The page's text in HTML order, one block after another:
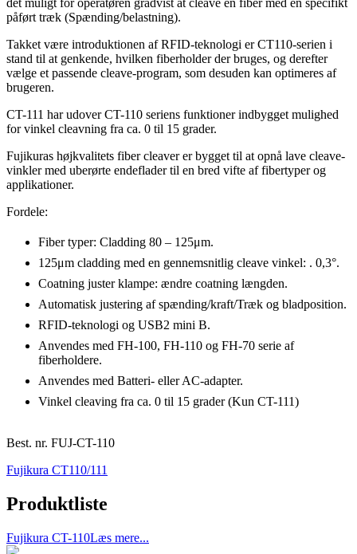
påført træk (Spænding/belastning).
Takket være introduktionen af RFID-teknologi er CT110-serien i
stand til at genkende, hvilken fiberholder der bruges, og derefter
vælge et passende cleave-program, som desuden kan optimeres af
brugeren.
CT-111 har udover CT-110 seriens funktioner indbygget mulighed
for vinkel cleavning fra ca. 0 til 15 grader.
Fujikuras højkvalitets fiber cleaver er bygget til at opnå lave cleave-
vinkler med uberørte endeflader til en bred vifte af fibertyper og
applikationer.
Fordele:
Fiber typer: Cladding 80 – 125μm.
125μm cladding med en gennemsnitlig cleave vinkel: . 0,3°.
Coatning juster klampe: ændre coatning længden.
Automatisk justering af spænding/kraft/Træk og bladposition.
RFID-teknologi og USB2 mini B.
Anvendes med FH-100, FH-110 og FH-70 serie af
fiberholdere.
Anvendes med Batteri- eller AC-adapter.
Vinkel cleaving fra ca. 0 til 15 grader (Kun CT-111)
Best. nr. FUJ-CT-110
Fujikura CT110/111
Produktliste
Fujikura CT-110Læs mere...